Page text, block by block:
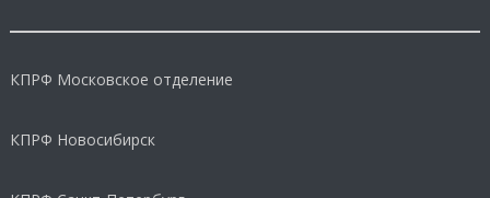
КПРФ Московское отделение
КПРФ Новосибирск